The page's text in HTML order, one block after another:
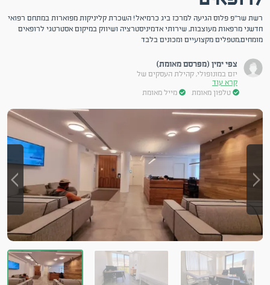
רשת שר"פ פלוס הגיעה למרכז ביג כרמיאל! השכרת קליניקות מפוארות במתחם רפואי
חדשני מרפאות מעוצבות, שירותי אדמיניסטרציה ושיווק במיקום אסטרטגי לרופאים
מומחים,מטפלים מקצועיים ומכונים בלבד
צפי ימין (מפרסם מאומת)
יזם במונופולי, קהילת העסקים של
קרא עוד
טלפון מאומת
מייל מאומת